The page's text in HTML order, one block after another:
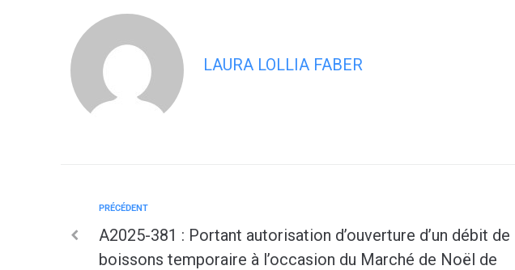
LAURA LOLLIA FABER
PRÉCÉDENT
A2025-381 : Portant autorisation d’ouverture d’un débit de
boissons temporaire à l’occasion du Marché de Noël de